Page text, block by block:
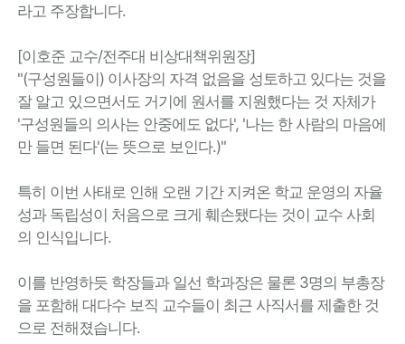
라고 주장합니다.
[이호준 교수/전주대 비상대책위원장]
"(구성원들이) 이사장의 자격 없음을 성토하고 있다는 것을
잘 알고 있으면서도 거기에 원서를 지원했다는 것 자체가
'구성원들의 의사는 안중에도 없다', '나는 한 사람의 마음에
만 들면 된다'(는 뜻으로 보인다.)"
특히 이번 사태로 인해 오랜 기간 지켜온 학교 운영의 자율
성과 독립성이 처음으로 크게 훼손됐다는 것이 교수 사회
의 인식입니다.
이를 반영하듯 학장들과 일선 학과장은 물론 3명의 부총장
을 포함해 대다수 보직 교수들이 최근 사직서를 제출한 것
으로 전해졌습니다.